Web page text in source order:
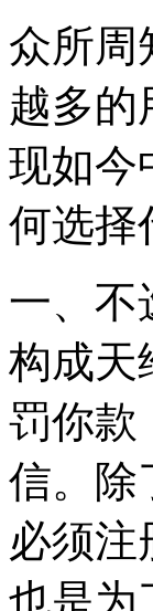
众所周
越多的
现如今
何选择
一、不
构成天
罚你款
信。除
必须注
也是为